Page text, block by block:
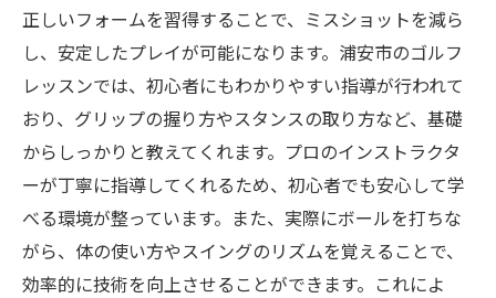
正しいフォームを習得することで、ミスショットを減ら
し、安定したプレイが可能になります。浦安市のゴルフ
レッスンでは、初心者にもわかりやすい指導が行われて
おり、グリップの握り方やスタンスの取り方など、基礎
からしっかりと教えてくれます。プロのインストラクタ
ーが丁寧に指導してくれるため、初心者でも安心して学
べる環境が整っています。また、実際にボールを打ちな
がら、体の使い方やスイングのリズムを覚えることで、
効率的に技術を向上させることができます。これによ